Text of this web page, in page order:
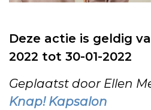
Deze actie is geldig
2022 tot 30-01-2022
Geplaatst door Ellen
Knap! Kapsalon